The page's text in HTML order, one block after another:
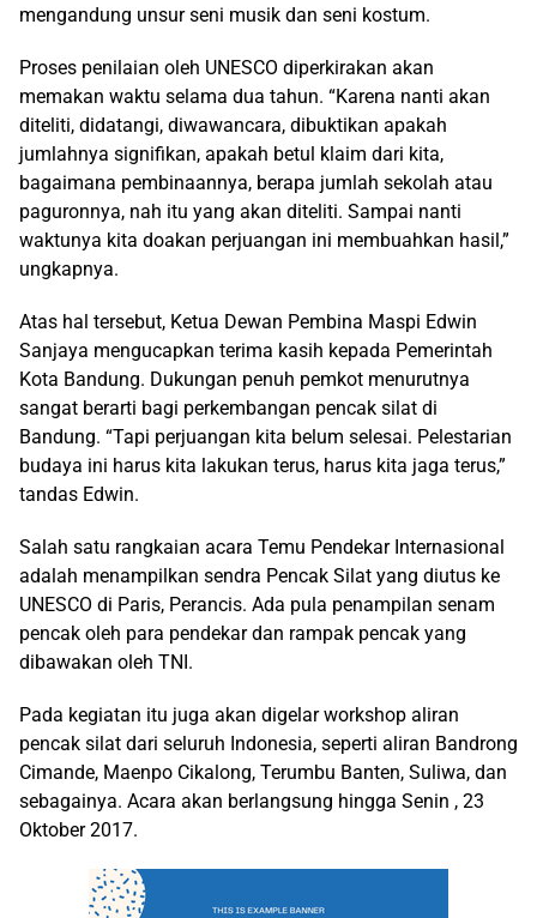
mengandung unsur seni musik dan seni kostum.
Proses penilaian oleh UNESCO diperkirakan akan
memakan waktu selama dua tahun. “Karena nanti akan
diteliti, didatangi, diwawancara, dibuktikan apakah
jumlahnya signifikan, apakah betul klaim dari kita,
bagaimana pembinaannya, berapa jumlah sekolah atau
paguronnya, nah itu yang akan diteliti. Sampai nanti
waktunya kita doakan perjuangan ini membuahkan hasil,”
ungkapnya.
Atas hal tersebut, Ketua Dewan Pembina Maspi Edwin
Sanjaya mengucapkan terima kasih kepada Pemerintah
Kota Bandung. Dukungan penuh pemkot menurutnya
sangat berarti bagi perkembangan pencak silat di
Bandung. “Tapi perjuangan kita belum selesai. Pelestarian
budaya ini harus kita lakukan terus, harus kita jaga terus,”
tandas Edwin.
Salah satu rangkaian acara Temu Pendekar Internasional
adalah menampilkan sendra Pencak Silat yang diutus ke
UNESCO di Paris, Perancis. Ada pula penampilan senam
pencak oleh para pendekar dan rampak pencak yang
dibawakan oleh TNI.
Pada kegiatan itu juga akan digelar workshop aliran
pencak silat dari seluruh Indonesia, seperti aliran Bandrong
Cimande, Maenpo Cikalong, Terumbu Banten, Suliwa, dan
sebagainya. Acara akan berlangsung hingga Senin , 23
Oktober 2017.